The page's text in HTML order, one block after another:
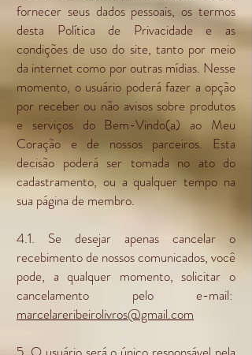
fornecer seus dados pessoais, os termos
desta Política de Privacidade e as
condições de uso do site, tanto por meio
da internet como por outras mídias. Nesse
momento, o usuário poderá fazer a opção
por receber ou não avisos sobre produtos
e serviços do Bem-Vindo(a) ao Meu
Coração e de nossos parceiros. Esta
decisão poderá ser tomada no ato do
cadastramento, ou a qualquer tempo na
sua página de membro.
4.1. Se desejar apenas cancelar o
recebimento de nossos comunicados, você
pode, a qualquer momento, solicitar o
cancelamento pelo e-mail:
marcelareribeirolivros@gmail.com